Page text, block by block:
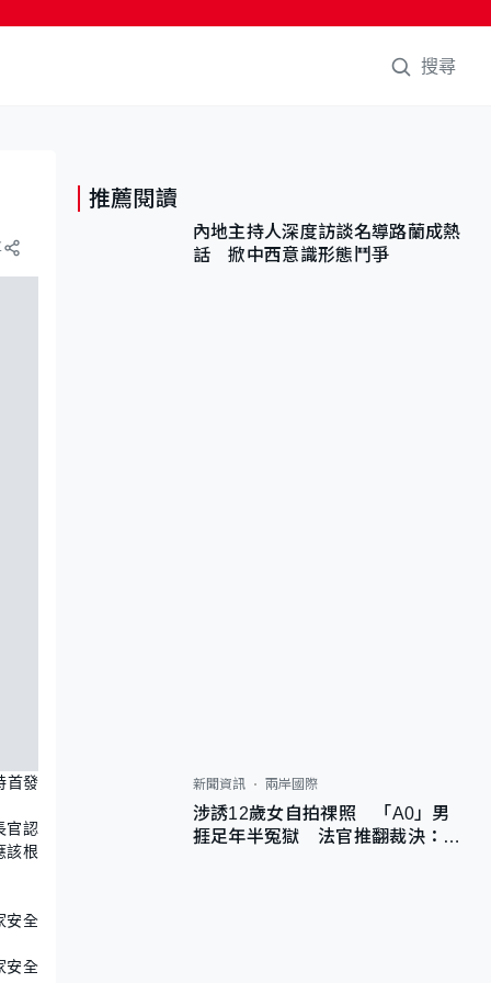
搜尋
首發
官認
該根
安全
安全
推薦閱讀
內地主持人深度訪談名導路蘭成熱
話 掀中西意識形態鬥爭
新聞資訊 兩岸國際
涉誘12歲女自拍祼照 「A0」男
捱足年半冤獄 法官推翻裁決：抄